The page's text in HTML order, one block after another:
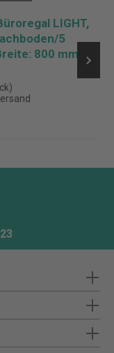
LIGHT,
5
800 mm